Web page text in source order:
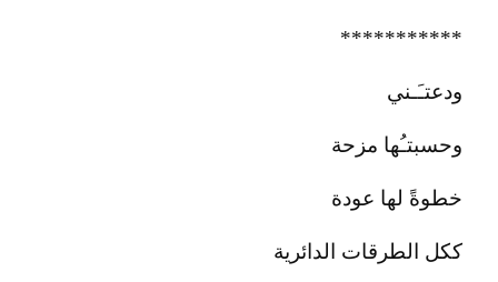
***********
ودعتـَـني
وحسبتـُها مزحة
خطوةً لها عودة
ككل الطرقات الدائرية